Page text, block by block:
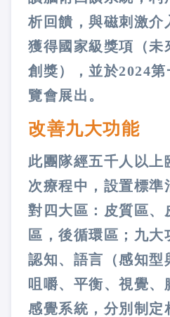
析回饋，與磁刺激介
獲得國家級獎項（未
創獎），並於2024
覽會展出。
改善九大功能
此團隊經五千人以上
次療程中，設置標準
對四大區：皮質區、
區，後循環區；九大
認知、語言（感知型
咀嚼、平衡、視覺、
感覺系統，分別制定